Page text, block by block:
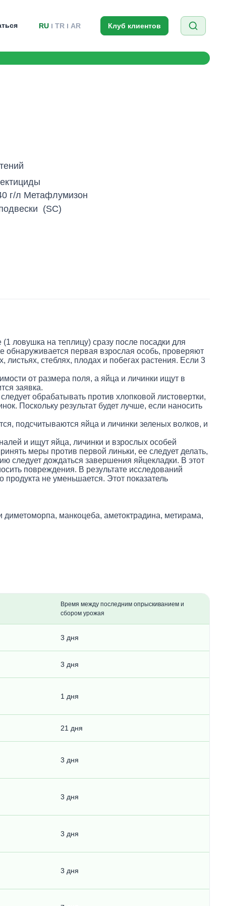
RU TR AR Клуб клиентов
г/л Метафлумизон
(SC)
ловушка на теплицу) сразу после посадки для
первая взрослая особь, проверяют
стеблях, плодах и побегах растения. Если 3
от размера поля, а яйца и личинки ищут в
заявка.
обрабатывать против хлопковой листовертки,
Поскольку результат будет лучше, если наносить
подсчитываются яйца и личинки зеленых волков, и
и ищут яйца, личинки и взрослых особей
меры против первой линьки, ее следует делать,
следует дождаться завершения яйцекладки. В этот
повреждения. В результате исследований
не уменьшается. Этот показатель
манкоцеба, аметоктрадина, метирама,
Время между последним опрыскиванием и
сбором урожая
3 дня
3 дня
1 дня
21 дня
3 дня
3 дня
3 дня
3 дня